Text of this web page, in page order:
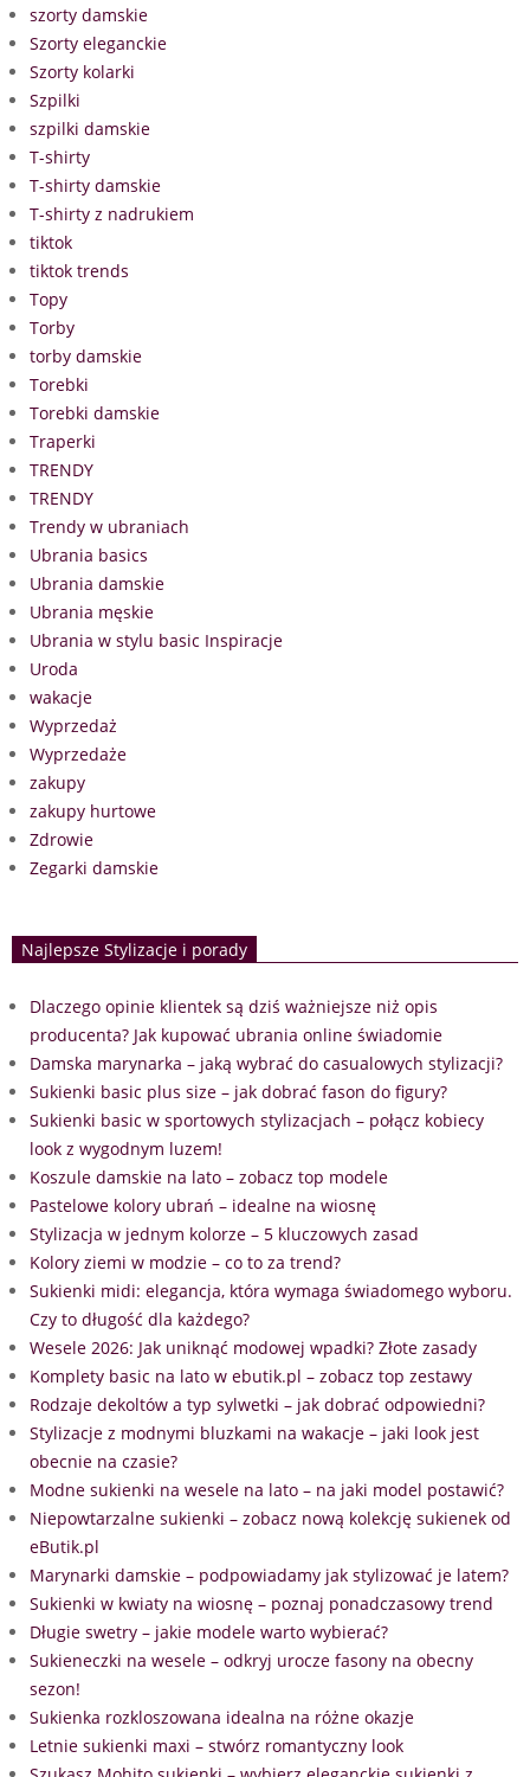
szorty damskie
Szorty eleganckie
Szorty kolarki
Szpilki
szpilki damskie
T-shirty
T-shirty damskie
T-shirty z nadrukiem
tiktok
tiktok trends
Topy
Torby
torby damskie
Torebki
Torebki damskie
Traperki
TRENDY
TRENDY
Trendy w ubraniach
Ubrania basics
Ubrania damskie
Ubrania męskie
Ubrania w stylu basic Inspiracje
Uroda
wakacje
Wyprzedaż
Wyprzedaże
zakupy
zakupy hurtowe
Zdrowie
Zegarki damskie
Najlepsze Stylizacje i porady
Dlaczego opinie klientek są dziś ważniejsze niż opis
producenta? Jak kupować ubrania online świadomie
Damska marynarka – jaką wybrać do casualowych stylizacji?
Sukienki basic plus size – jak dobrać fason do figury?
Sukienki basic w sportowych stylizacjach – połącz kobiecy
look z wygodnym luzem!
Koszule damskie na lato – zobacz top modele
Pastelowe kolory ubrań – idealne na wiosnę
Stylizacja w jednym kolorze – 5 kluczowych zasad
Kolory ziemi w modzie – co to za trend?
Sukienki midi: elegancja, która wymaga świadomego wyboru.
Czy to długość dla każdego?
Wesele 2026: Jak uniknąć modowej wpadki? Złote zasady
Komplety basic na lato w ebutik.pl – zobacz top zestawy
Rodzaje dekoltów a typ sylwetki – jak dobrać odpowiedni?
Stylizacje z modnymi bluzkami na wakacje – jaki look jest
obecnie na czasie?
Modne sukienki na wesele na lato – na jaki model postawić?
Niepowtarzalne sukienki – zobacz nową kolekcję sukienek od
eButik.pl
Marynarki damskie – podpowiadamy jak stylizować je latem?
Sukienki w kwiaty na wiosnę – poznaj ponadczasowy trend
Długie swetry – jakie modele warto wybierać?
Sukieneczki na wesele – odkryj urocze fasony na obecny
sezon!
Sukienka rozkloszowana idealna na różne okazje
Letnie sukienki maxi – stwórz romantyczny look